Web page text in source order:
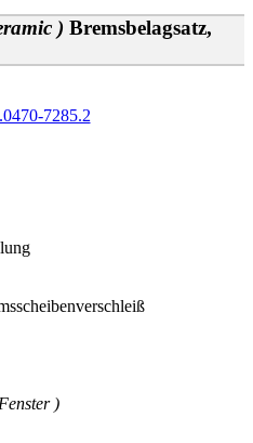
) Bremsbelagsatz,
)